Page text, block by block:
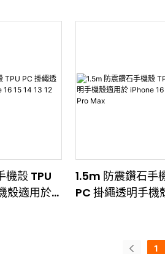
Max
機殼 TPU
殼適用於
1.5m 防震鑽石手
PC 掛繩透明手機
1